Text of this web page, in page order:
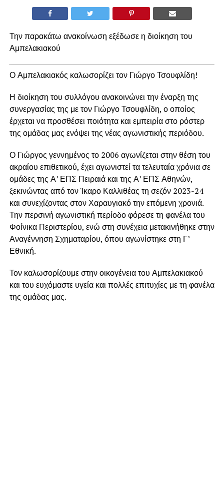
Την παρακάτω ανακοίνωση εξέδωσε η διοίκηση του
Αμπελακιακού
Ο Αμπελακιακός καλωσορίζει τον Γιώργο Τσουφλίδη!
Η διοίκηση του συλλόγου ανακοινώνει την έναρξη της
συνεργασίας της με τον Γιώργο Τσουφλίδη, ο οποίος
έρχεται να προσθέσει ποιότητα και εμπειρία στο ρόστερ
της ομάδας μας ενόψει της νέας αγωνιστικής περιόδου.
Ο Γιώργος γεννημένος το 2006 αγωνίζεται στην θέση του
ακραίου επιθετικού, έχει αγωνιστεί τα τελευταία χρόνια σε
ομάδες της Α’ ΕΠΣ Πειραιά και της Α’ ΕΠΣ Αθηνών,
ξεκινώντας από τον Ίκαρο Καλλιθέας τη σεζόν 2023-24
και συνεχίζοντας στον Χαραυγιακό την επόμενη χρονιά.
Την περσινή αγωνιστική περίοδο φόρεσε τη φανέλα του
Φοίνικα Περιστερίου, ενώ στη συνέχεια μετακινήθηκε στην
Αναγέννηση Σχηματαρίου, όπου αγωνίστηκε στη Γ’
Εθνική.
Τον καλωσορίζουμε στην οικογένεια του Αμπελακιακού
και του ευχόμαστε υγεία και πολλές επιτυχίες με τη φανέλα
της ομάδας μας.